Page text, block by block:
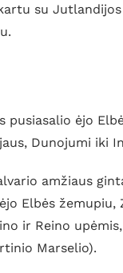
su
pusiasalio ėjo
Dunojumi iki
amžiaus
Elbės
ir Reino
Marselio).